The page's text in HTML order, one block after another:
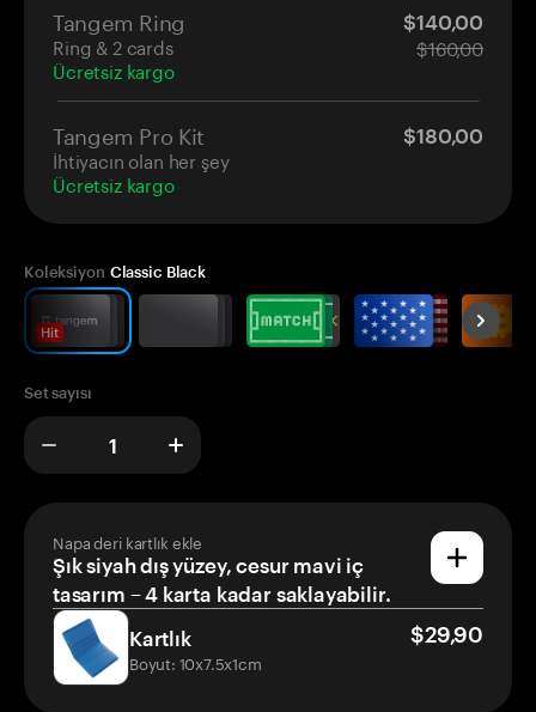
Tangem Ring
Ring & 2 cards
Ücretsiz kargo
$140,00
$160,00
Tangem Pro Kit
İhtiyacın olan her şey
Ücretsiz kargo
$180,00
Koleksiyon Classic Black
Hit
Set sayısı
Napa deri kartlık ekle
Şık siyah dış yüzey, cesur mavi iç
tasarım – 4 karta kadar saklayabilir.
Kartlık
Boyut: 10x7.5x1cm
$29,90